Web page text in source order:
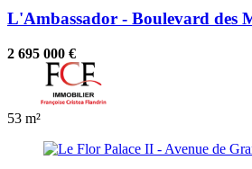
L'Ambassador - Boulevard des
2 695 000 €
53 m²